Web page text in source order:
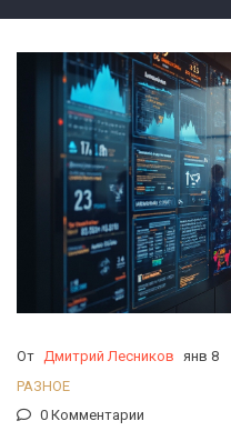
От Дмитрий Лесников янв 8
РАЗНОЕ
0 Комментарии